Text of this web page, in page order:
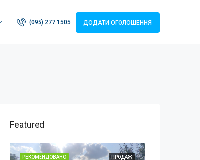
(095) 277 1505 ДОДАТИ ОГОЛОШЕННЯ
Featured
ПРОДАЖ
РЕКОМЕНДОВАНО